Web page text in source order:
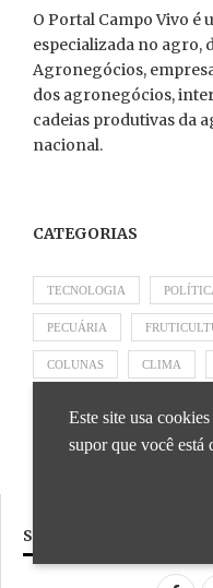
O Portal Campo Vivo é
especializada no agro,
Agronegócios,
dos agronegócios,
cadeias produtivas da
nacional.
CATEGORIAS
TECNOLOGIA
PECUÁRIA
COLUNAS CLIMA
APRESENTADO POR BRAPEX
SIGA NOSSAS REDES
Este site usa
supor que você está